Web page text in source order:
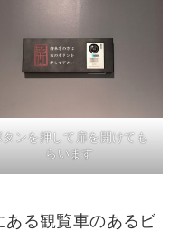
タンを押して扉を開けても
らいます
ある観覧車のあるビ